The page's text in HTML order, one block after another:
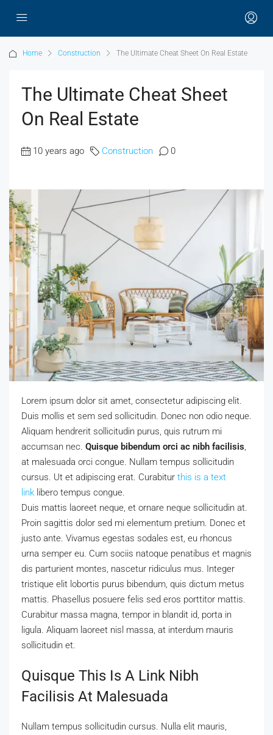
Home Construction The Ultimate Cheat Sheet On Real Estate
The Ultimate Cheat Sheet
On Real Estate
10 years ago Construction 0
Lorem ipsum dolor sit amet, consectetur adipiscing elit.
Duis mollis et sem sed sollicitudin. Donec non odio neque.
Aliquam hendrerit sollicitudin purus, quis rutrum mi
accumsan nec. Quisque bibendum orci ac nibh facilisis
at malesuada orci congue. Nullam tempus sollicitudin
cursus. Ut et adipiscing erat. Curabitur this is a text
link libero tempus congue.
Duis mattis laoreet neque, et ornare neque sollicitudin at.
Proin sagittis dolor sed mi elementum pretium. Donec et
justo ante. Vivamus egestas sodales est, eu rhoncus
urna semper eu. Cum sociis natoque penatibus et magnis
dis parturient montes, nascetur ridiculus mus. Integer
tristique elit lobortis purus bibendum, quis dictum metus
mattis. Phasellus posuere felis sed eros porttitor mattis.
Curabitur massa magna, tempor in blandit id, porta in
ligula. Aliquam laoreet nisl massa, at interdum mauris
sollicitudin et.
Quisque This Is A Link Nibh
Facilisis At Malesuada
Nullam tempus sollicitudin cursus. Nulla elit mauris,